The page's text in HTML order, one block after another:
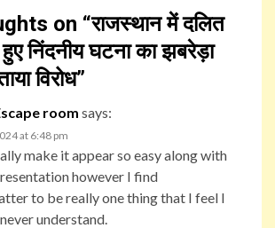
on “राजस्थान में दलित
निंदनीय घटना का झबरेड़ा
विरोध”
room says:
at 6:48 pm
make it appear so easy along with
however I find
to be really one thing that I feel I
understand.